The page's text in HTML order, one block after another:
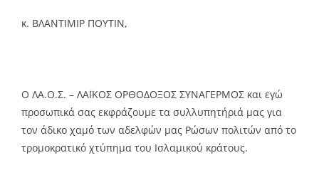
κ. ΒΛΑΝΤΙΜΙΡ ΠΟΥΤΙΝ,
Ο ΛΑ.Ο.Σ. – ΛΑΪΚΟΣ ΟΡΘΟΔΟΞΟΣ ΣΥΝΑΓΕΡΜΟΣ και εγώ
προσωπικά σας εκφράζουμε τα συλλυπητήριά μας για
τον άδικο χαμό των αδελφών μας Ρώσων πολιτών από το
τρομοκρατικό χτύπημα του Ισλαμικού κράτους.